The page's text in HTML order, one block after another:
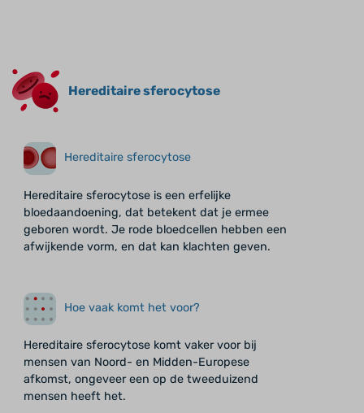
Hereditaire sferocytose
Hereditaire sferocytose
Hereditaire sferocytose is een erfelijke
bloedaandoening, dat betekent dat je ermee
geboren wordt. Je rode bloedcellen hebben een
afwijkende vorm, en dat kan klachten geven.
Hoe vaak komt het voor?
Hereditaire sferocytose komt vaker voor bij
mensen van Noord- en Midden-Europese
afkomst, ongeveer een op de tweeduizend
mensen heeft het.